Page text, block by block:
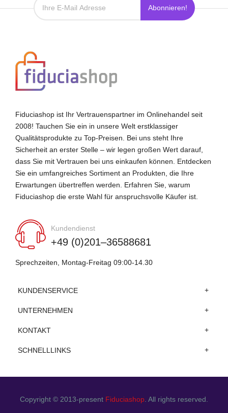
Abonnieren!
Fiduciashop ist Ihr Vertrauenspartner im Onlinehandel seit
2008! Tauchen Sie ein in unsere Welt erstklassiger
Qualitätsprodukte zu Top-Preisen. Bei uns steht Ihre
Sicherheit an erster Stelle – wir legen großen Wert darauf,
dass Sie mit Vertrauen bei uns einkaufen können. Entdecken
Sie ein umfangreiches Sortiment an Produkten, die Ihre
Erwartungen übertreffen werden. Erfahren Sie, warum
Fiduciashop die erste Wahl für anspruchsvolle Käufer ist.
Kundendienst
+49 (0)201–36588681
Sprechzeiten, Montag-Freitag 09:00-14.30
KUNDENSERVICE
UNTERNEHMEN
KONTAKT
SCHNELLLINKS
Copyright © 2013-present Fiduciashop . All rights reserved.